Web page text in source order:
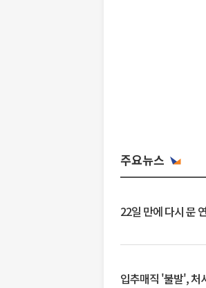
주요뉴스
22일 만에 다시 문
입추매직 '불발', 처